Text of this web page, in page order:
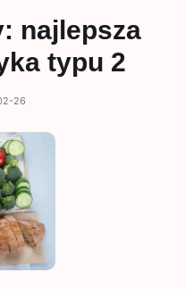
najlepsza
typu 2
26